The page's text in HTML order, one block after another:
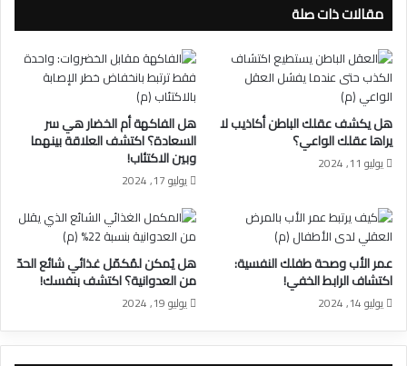
مقالات ذات صلة
هل يكشف عقلك الباطن أكاذيب لا
يراها عقلك الواعي؟
يوليو 11, 2024
هل الفاكهة أم الخضار هي سر
السعادة؟ اكتشف العلاقة بينهما
وبين الاكتئاب!
يوليو 17, 2024
عمر الأب وصحة طفلك النفسية:
اكتشاف الرابط الخفي!
يوليو 14, 2024
هل يُمكن لمُكمّل غذائي شائع الحدّ
من العدوانية؟ اكتشف بنفسك!
يوليو 19, 2024